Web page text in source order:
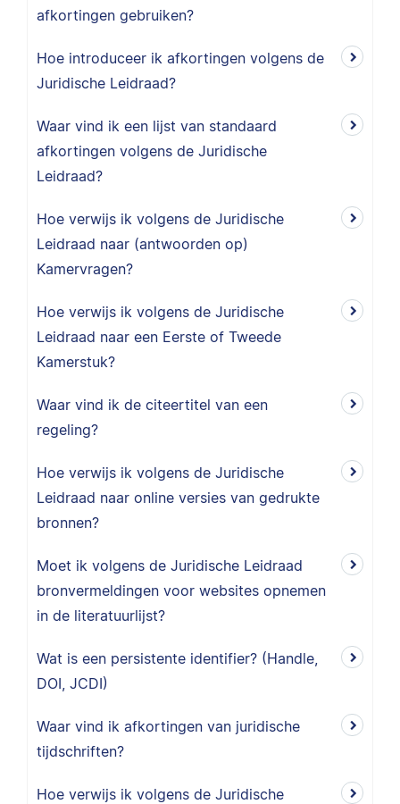
afkortingen gebruiken?
Hoe introduceer ik afkortingen volgens de
Juridische Leidraad?
Waar vind ik een lijst van standaard
afkortingen volgens de Juridische
Leidraad?
Hoe verwijs ik volgens de Juridische
Leidraad naar (antwoorden op)
Kamervragen?
Hoe verwijs ik volgens de Juridische
Leidraad naar een Eerste of Tweede
Kamerstuk?
Waar vind ik de citeertitel van een
regeling?
Hoe verwijs ik volgens de Juridische
Leidraad naar online versies van gedrukte
bronnen?
Moet ik volgens de Juridische Leidraad
bronvermeldingen voor websites opnemen
in de literatuurlijst?
Wat is een persistente identifier? (Handle,
DOI, JCDI)
Waar vind ik afkortingen van juridische
tijdschriften?
Hoe verwijs ik volgens de Juridische